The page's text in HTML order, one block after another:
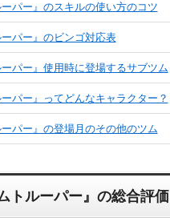
パー』のスキルの使い方のコツ
パー』のビンゴ対応表
パー』使用時に登場するサブツム
パー』ってどんなキャラクター？
パー』の登場月のその他のツム
トルーパー』の総合評価